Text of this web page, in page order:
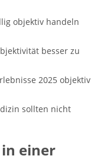
objektiv handeln
besser zu
2025 objektiv
sollten nicht
einer